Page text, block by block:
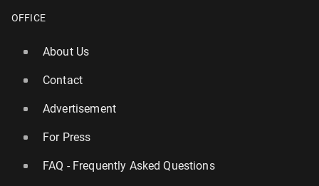
OFFICE
About Us
Contact
Advertisement
For Press
FAQ - Frequently Asked Questions